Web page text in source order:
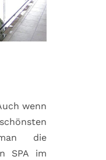
wenn
die
SPA im